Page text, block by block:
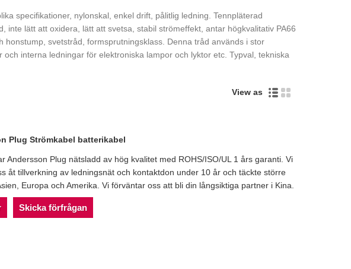
specifikationer, nylonskal, enkel drift, pålitlig ledning. Tennpläterad
lätt att oxidera, lätt att svetsa, stabil strömeffekt, antar högkvalitativ PA66
svetstråd, formsprutningsklass. Denna tråd används i stor
interna ledningar för elektroniska lampor och lyktor etc. Typval, tekniska
View as
Plug Strömkabel batterikabel
Andersson Plug nätsladd av hög kvalitet med ROHS/ISO/UL 1 års garanti. Vi
åt tillverkning av ledningsnät och kontaktdon under 10 år och täckte större
Europa och Amerika. Vi förväntar oss att bli din långsiktiga partner i Kina.
Skicka förfrågan